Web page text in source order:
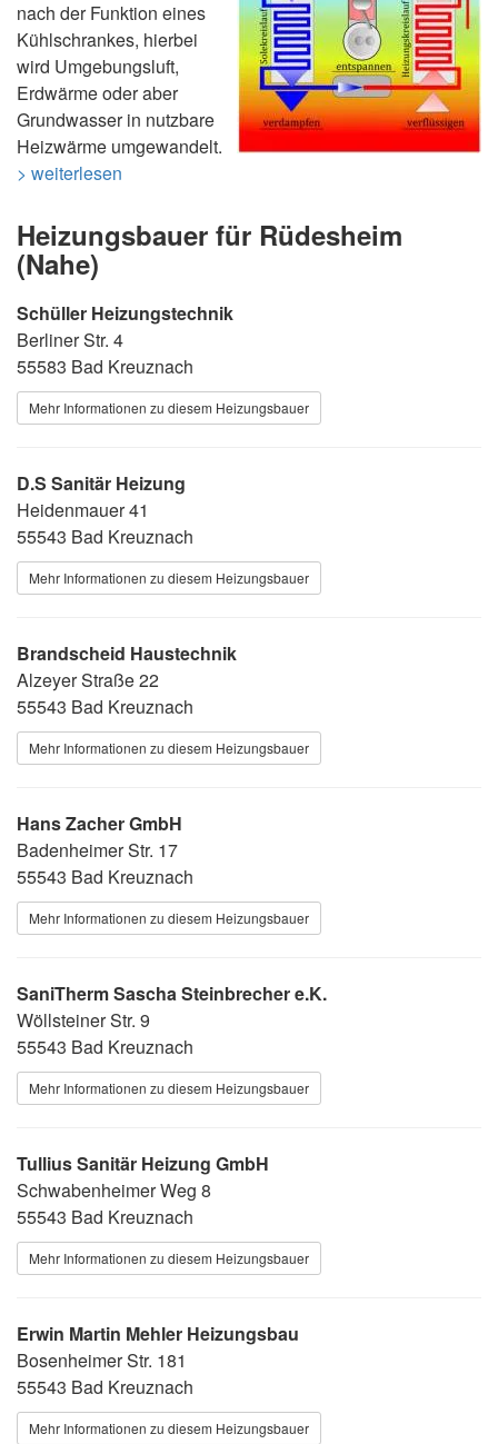
nach der Funktion eines
Kühlschrankes, hierbei
wird Umgebungsluft,
Erdwärme oder aber
Grundwasser in nutzbare
Heizwärme umgewandelt.
> weiterlesen
Heizungsbauer für Rüdesheim
(Nahe)
Schüller Heizungstechnik
Berliner Str. 4
55583 Bad Kreuznach
Mehr Informationen zu diesem Heizungsbauer
D.S Sanitär Heizung
Heidenmauer 41
55543 Bad Kreuznach
Mehr Informationen zu diesem Heizungsbauer
Brandscheid Haustechnik
Alzeyer Straße 22
55543 Bad Kreuznach
Mehr Informationen zu diesem Heizungsbauer
Hans Zacher GmbH
Badenheimer Str. 17
55543 Bad Kreuznach
Mehr Informationen zu diesem Heizungsbauer
SaniTherm Sascha Steinbrecher e.K.
Wöllsteiner Str. 9
55543 Bad Kreuznach
Mehr Informationen zu diesem Heizungsbauer
Tullius Sanitär Heizung GmbH
Schwabenheimer Weg 8
55543 Bad Kreuznach
Mehr Informationen zu diesem Heizungsbauer
Erwin Martin Mehler Heizungsbau
Bosenheimer Str. 181
55543 Bad Kreuznach
Mehr Informationen zu diesem Heizungsbauer